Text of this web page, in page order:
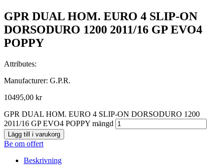
GPR DUAL HOM. EURO 4 SLIP-ON
DORSODURO 1200 2011/16 GP EVO4
POPPY
Attributes:
Manufacturer: G.P.R.
10495,00 kr
GPR DUAL HOM. EURO 4 SLIP-ON DORSODURO 1200
2011/16 GP EVO4 POPPY mängd
Lägg till i varukorg
Be om offert
Beskrivning